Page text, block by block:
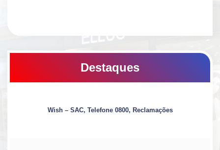
Destaques
Wish – SAC, Telefone 0800, Reclamações